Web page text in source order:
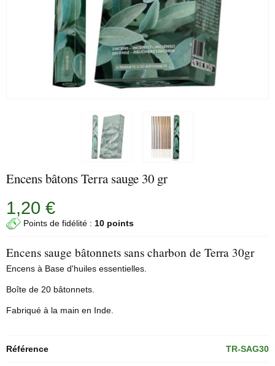
Encens bâtons Terra sauge 30 gr
1,20 €
Points de fidélité : 10 points
Encens sauge bâtonnets sans charbon de Terra 30gr
Encens à Base d'huiles essentielles.
Boîte de 20 bâtonnets.
Fabriqué à la main en Inde.
Référence TR-SAG30